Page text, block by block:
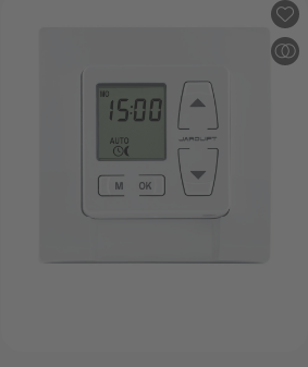
Tout afficher